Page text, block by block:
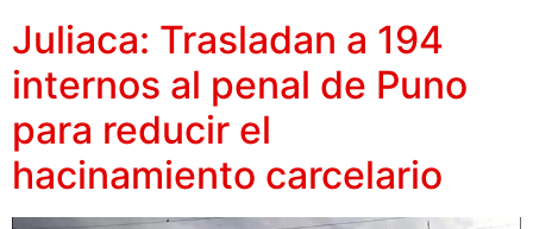
Juliaca: Trasladan a 194
internos al penal de Puno
para reducir el
hacinamiento carcelario